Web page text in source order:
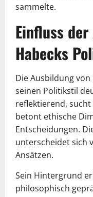
sammelte.
Einfluss
Habecks
Die Ausbildung
seinen Politikstil
reflektierend,
betont ethische
Entscheidungen.
unterscheidet sich
Ansätzen.
Sein Hintergrund
philosophisch